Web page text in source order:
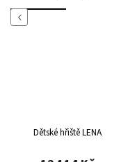
Previous
Dětské hřiště LENA